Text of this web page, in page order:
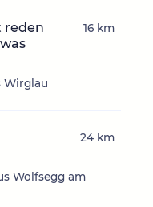
reden
Wirglau
16 km
Wolfsegg am
24 km